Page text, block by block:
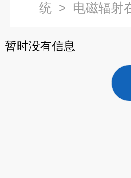
统 > 电磁辐射
暂时没有信息